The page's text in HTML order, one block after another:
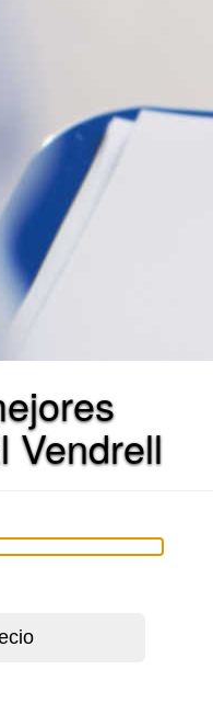
Vendrell